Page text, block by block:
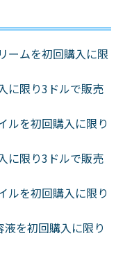
ームを初回購入に限
に限り3ドルで販売
ルを初回購入に限り
に限り3ドルで販売
ルを初回購入に限り
を初回購入に限り